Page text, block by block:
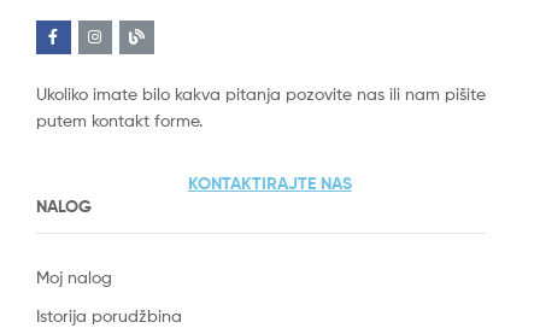
Ukoliko imate bilo kakva pitanja pozovite nas ili nam pišite
putem kontakt forme.
KONTAKTIRAJTE NAS
NALOG
Moj nalog
Istorija porudžbina